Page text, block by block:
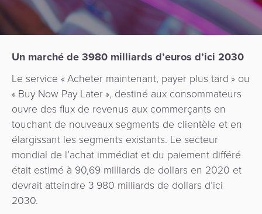
Super
Apps
Prêts
API
Gestion
des
commerçants
Facturation
Paiements
QR
Hub
de
paiement
Facturation
Gestion
des
risques
et
Panier
d'achat
Application
Fidélisation
Perception
automatisée
des
tarifs
Marketplace
paiement
Fintech
de
transport
Gouvernement
Mobilité
urbaine
/
Transport
Ressources
Un marché de 3980 milliards d’euros d’ici 2030
Le service « Acheter maintenant, payer plus tard » ou
« Buy Now Pay Later », destiné aux consommateurs
ouvre des flux de revenus aux commerçants en
touchant de nouveaux segments de clientèle et en
élargissant les segments existants. Le secteur
mondial de l’achat immédiat et du paiement différé
était estimé à 90,69 milliards de dollars en 2020 et
devrait atteindre 3 980 milliards de dollars d’ici
2030.